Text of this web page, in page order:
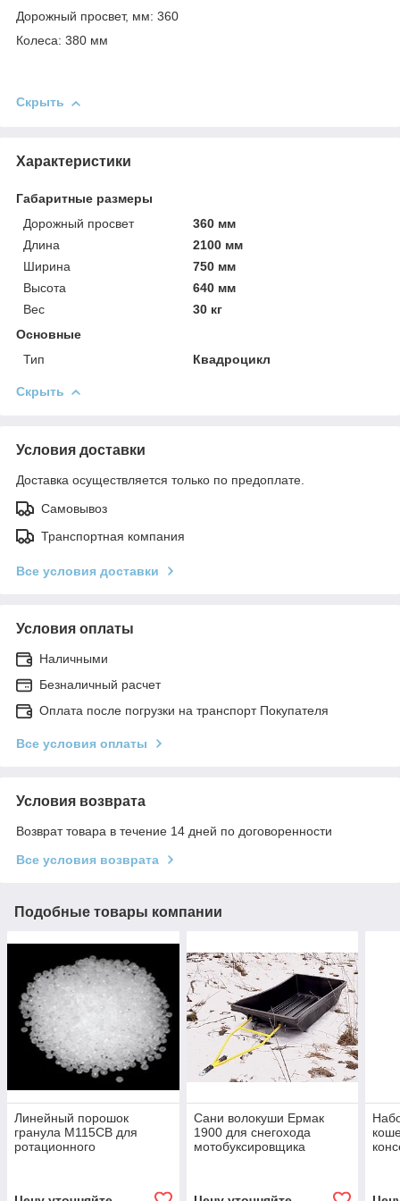
Дорожный просвет, мм: 360
Колеса: 380 мм
Скрыть
Характеристики
Габаритные размеры
Дорожный просвет
360 мм
Длина
2100 мм
Ширина
750 мм
Высота
640 мм
Вес
30 кг
Основные
Тип
Квадроцикл
Скрыть
Условия доставки
Доставка осуществляется только по предоплате.
Самовывоз
Транспортная компания
Все условия доставки
Условия оплаты
Наличными
Безналичный расчет
Оплата после погрузки на транспорт Покупателя
Все условия оплаты
Условия возврата
Возврат товара в течение 14 дней по договоренности
Все условия возврата
Подобные товары компании
Линейный порошок
гранула М115СВ для
ротационного
Сани волокуши Ермак
1900 для снегохода
мотобуксировщика